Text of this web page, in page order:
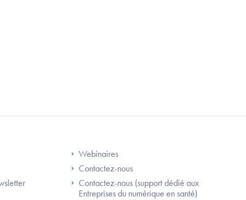
Footer Right ANS
Webinaires
Contactez-nous
Contactez-nous (support dédié aux
Entreprises du numérique en santé)